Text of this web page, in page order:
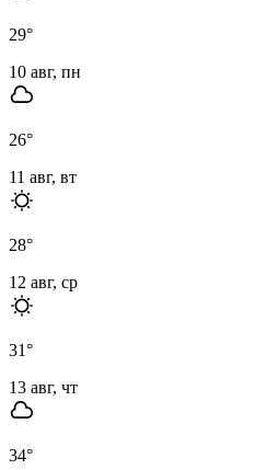
29°
10 авг, пн
26°
11 авг, вт
28°
12 авг, ср
31°
13 авг, чт
34°